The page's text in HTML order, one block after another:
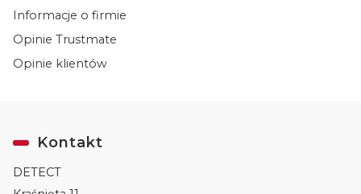
Informacje o firmie
Opinie Trustmate
Opinie klientów
Kontakt
DETECT